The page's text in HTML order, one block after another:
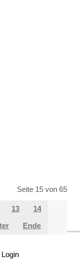
Seite 15 von 65
13
14
Ende
Login